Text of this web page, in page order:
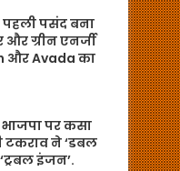
पहली पसंद बना
ग्रीन एनर्जी
और Avada का
पर कसा
ने ‘डबल
इंजन’.